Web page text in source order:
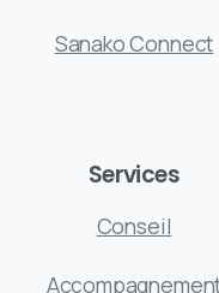
Sanako Connect
Services
Conseil